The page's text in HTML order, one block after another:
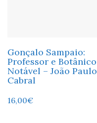
Gonçalo Sampaio:
Professor e Botânico
Notável – João Paulo
Cabral
16,00€